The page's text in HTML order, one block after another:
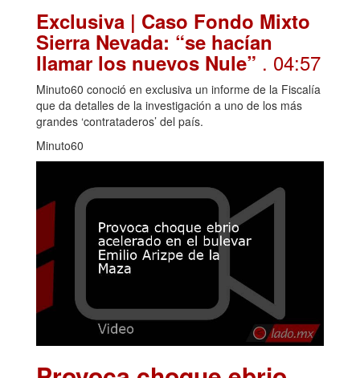
Exclusiva | Caso Fondo Mixto
Sierra Nevada: “se hacían
llamar los nuevos Nule” . 04:57
Minuto60 conoció en exclusiva un informe de la Fiscalía
que da detalles de la investigación a uno de los más
grandes ‘contrataderos’ del país.
Minuto60